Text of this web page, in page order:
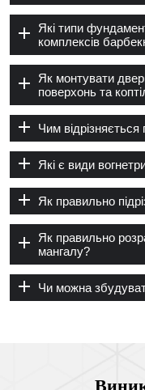
Які типи
комплексів
Як монтувати
поверхонь та
Чим
Які є види
Як правильно
Як правильно
мангалу?
Чи можна